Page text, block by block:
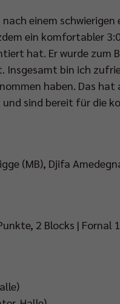
einem
ein komfortabler
hat. Er wurde zum
bin ich
haben. Das hat
sind bereit für die
(MB), Djifa
2 Blocks | Fornal